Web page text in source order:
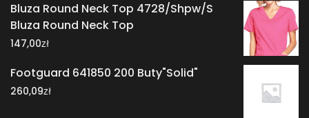
Bluza Round Neck Top 4728/Shpw/S
Bluza Round Neck Top
147,00zł
Footguard 641850 200 Buty"Solid"
260,09zł